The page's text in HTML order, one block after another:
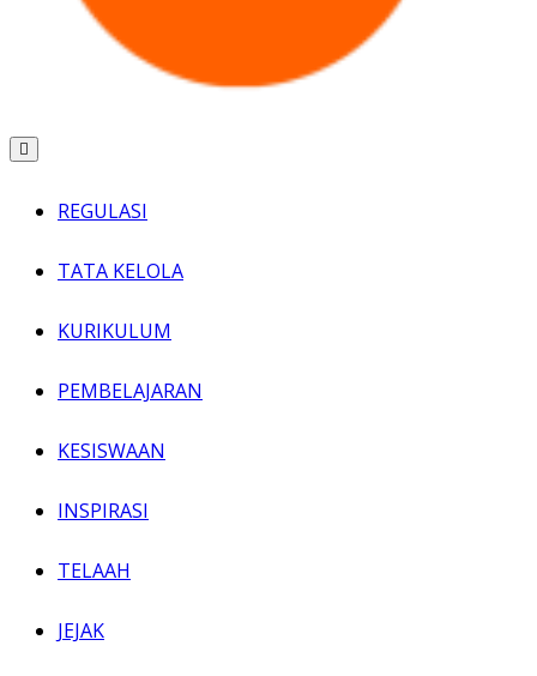
REGULASI
TATA KELOLA
KURIKULUM
PEMBELAJARAN
KESISWAAN
INSPIRASI
TELAAH
JEJAK